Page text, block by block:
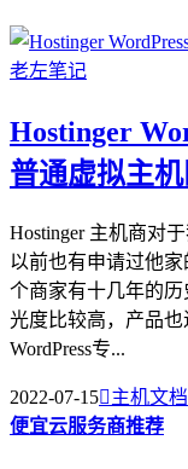
Hostinger
普通虚拟主机
Hostinger 主机商对
以前也有申请过他
个商家有十几年的
光度比较高，产品也
WordPress专...
2022-07-15主机文档
便宜云服务商推荐